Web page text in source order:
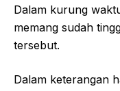
Dalam kurung
memang sudah
tersebut.
Dalam keterangan